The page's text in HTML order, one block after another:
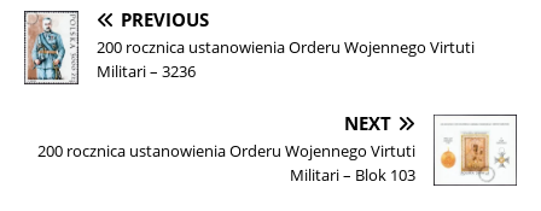
PREVIOUS
200 rocznica ustanowienia Orderu Wojennego Virtuti
Militari – 3236
NEXT
200 rocznica ustanowienia Orderu Wojennego Virtuti
Militari – Blok 103